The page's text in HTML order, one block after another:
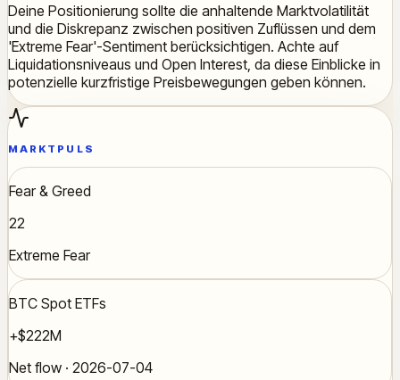
Deine Positionierung sollte die anhaltende Marktvolatilität
und die Diskrepanz zwischen positiven Zuflüssen und dem
'Extreme Fear'-Sentiment berücksichtigen. Achte auf
Liquidationsniveaus und Open Interest, da diese Einblicke in
potenzielle kurzfristige Preisbewegungen geben können.
MARKTPULS
Fear & Greed
22
Extreme Fear
BTC Spot ETFs
+$222M
Net flow · 2026-07-04